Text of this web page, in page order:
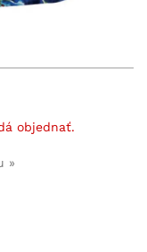
objednať.
»